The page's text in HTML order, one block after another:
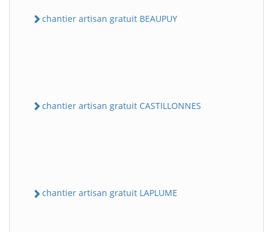
chantier artisan gratuit BEAUPUY
chantier artisan gratuit CASTILLONNES
chantier artisan gratuit LAPLUME